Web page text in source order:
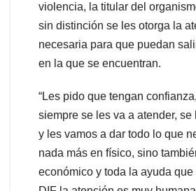
violencia, la titular del
sin distinción se les otorga la
necesaria para que puedan
en la que se encuentran.
“Les pido que tengan
siempre se les va a atender, se
y les vamos a dar todo lo que
nada más en físico, sino
económico y toda la ayuda que